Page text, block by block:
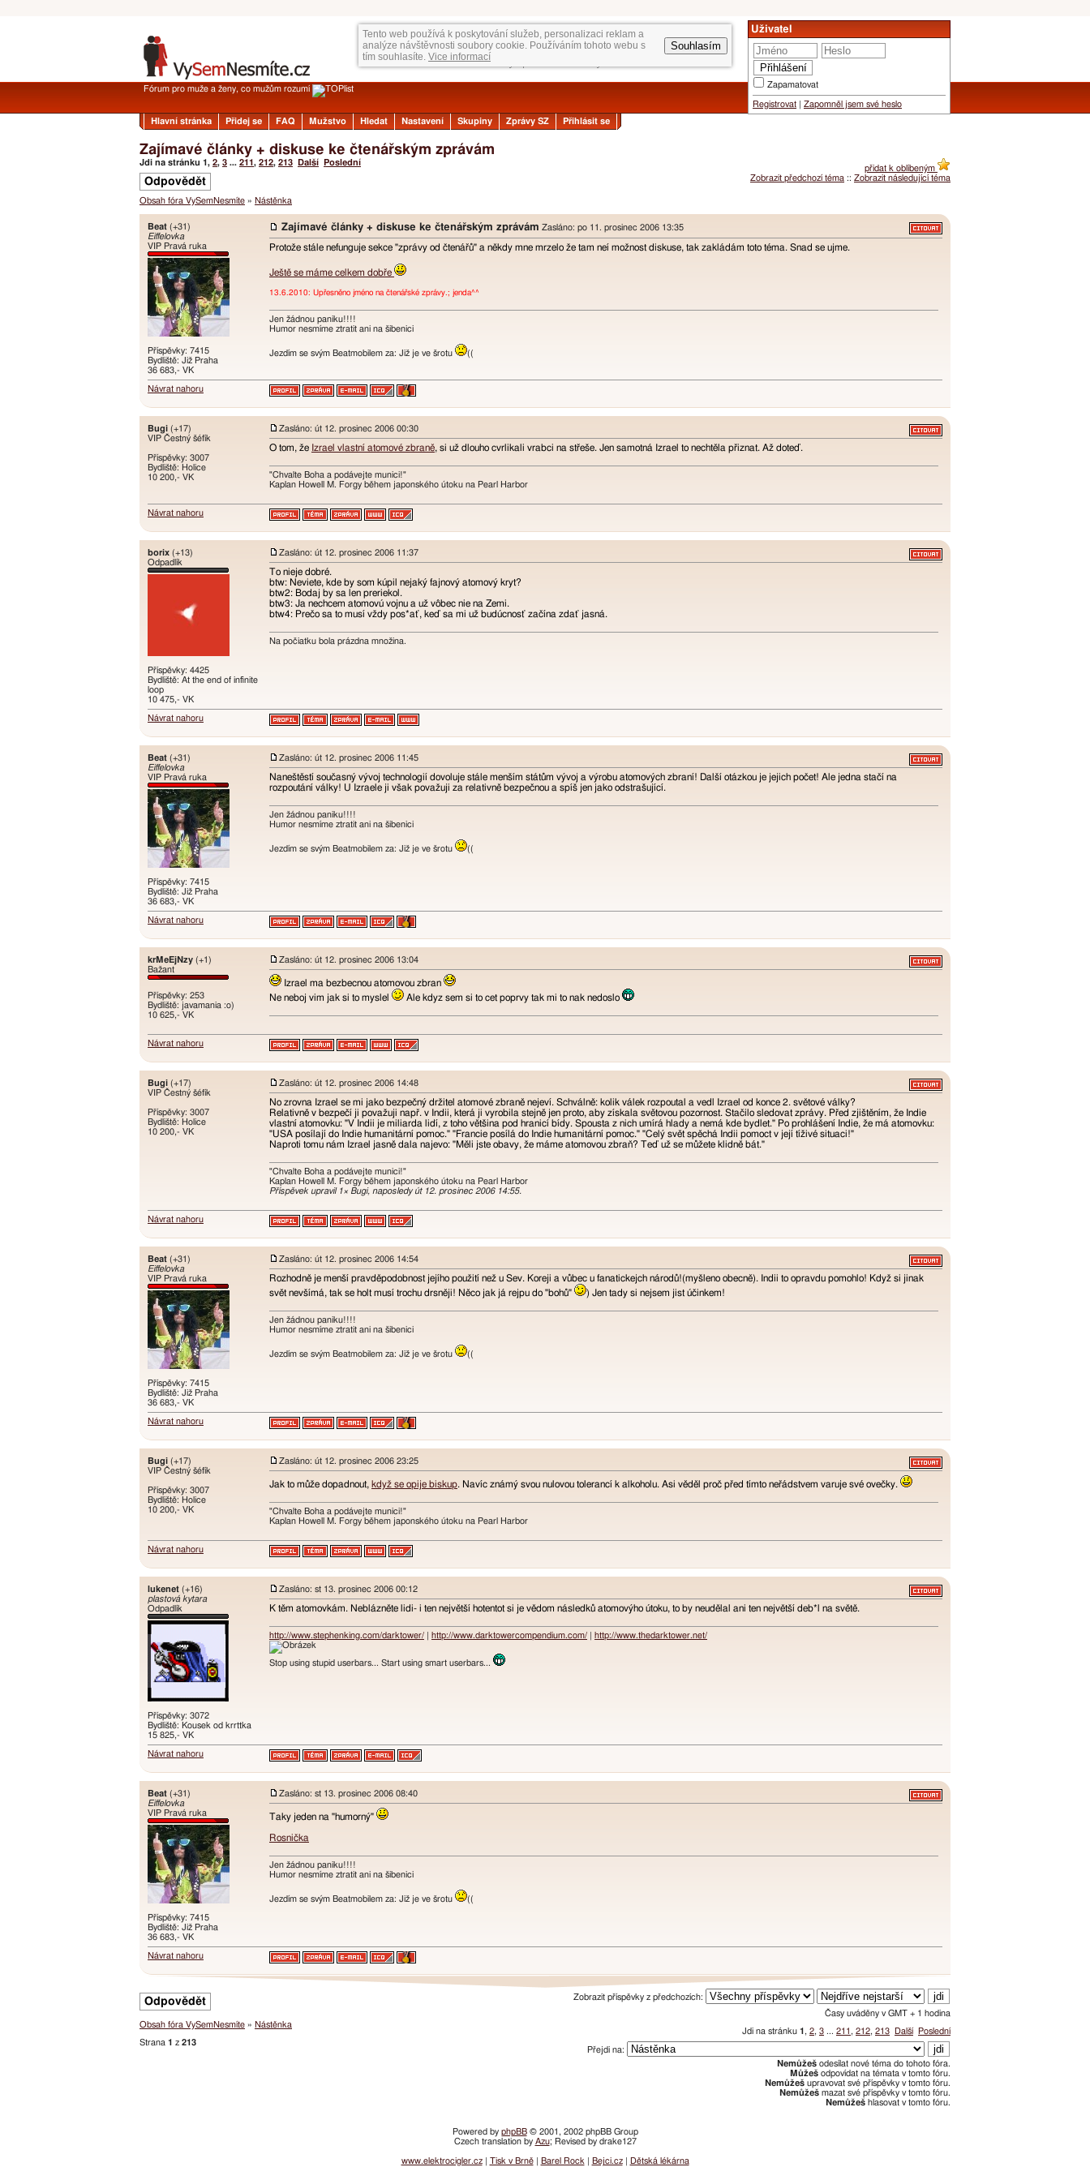
Tento web používá k poskytování služeb, personalizaci reklam a
analýze návštěvnosti soubory cookie. Používáním tohoto webu s
tím souhlasíte. Vice informací
Souhlasím
Uživatel
Zapamatovat
Registrovat Zapomněl jsem své heslo
Fórum pro muže a ženy, co mužům rozumí
Hlavní stránka Přidej se FAQ Mužstvo Hledat Nastavení Skupiny Zprávy SZ Přihlásit se
Zajímavé články + diskuse ke čtenářským zprávám
přidat k oblíbeným
Zobrazit předchozí téma :: Zobrazit následující téma
Jdi na stránku 1, 2, 3 ... 211, 212, 213 Další Poslední
Odpovědět
Obsah fóra VySemNesmíte » Nástěnka
Beat (+31)
Eiffelovka
VIP Pravá ruka
Příspěvky: 7415
Bydliště: Již Praha
36 683,- VK
Zajímavé články + diskuse ke čtenářským zprávám Zasláno: po 11. prosinec 2006 13:35
Protože stále nefunguje sekce "zprávy od čtenářů" a někdy mne mrzelo že tam neí možnost diskuse, tak zakládám toto téma. Snad se ujme.
Ještě se máme celkem dobře
13.6.2010: Upřesněno jméno na čtenářské zprávy.; jenda^^
Jen žádnou paniku!!!!
Humor nesmíme ztratit ani na šibenici
Jezdím se svým Beatmobilem za: Již je ve šrotu ((
Návrat nahoru
Bugi (+17)
VIP Čestný šéfík
Příspěvky: 3007
Bydliště: Holice
10 200,- VK
Zasláno: út 12. prosinec 2006 00:30
O tom, že Izrael vlastní atomové zbraně, si už dlouho cvrlikali vrabci na střeše. Jen samotná Izrael to nechtěla přiznat. Až doteď.
"Chvalte Boha a podávejte munici!"
Kaplan Howell M. Forgy během japonského útoku na Pearl Harbor
Návrat nahoru
borix (+13)
Odpadlík
Příspěvky: 4425
Bydliště: At the end of infinite
loop
10 475,- VK
Zasláno: út 12. prosinec 2006 11:37
To nieje dobré.
btw: Neviete, kde by som kúpil nejaký fajnový atomový kryt?
btw2: Bodaj by sa len preriekol.
btw3: Ja nechcem atomovú vojnu a už vôbec nie na Zemi.
btw4: Prečo sa to musí vždy pos*ať, keď sa mi už budúcnosť začína zdať jasná.
Na počiatku bola prázdna množina.
Návrat nahoru
Beat (+31)
Eiffelovka
VIP Pravá ruka
Příspěvky: 7415
Bydliště: Již Praha
36 683,- VK
Zasláno: út 12. prosinec 2006 11:45
Naneštěstí současný vývoj technologií dovoluje stále menším státům vývoj a výrobu atomových zbraní! Další otázkou je jejich počet! Ale jedna stačí na
rozpoutání války! U Izraele ji však považuji za relativně bezpečnou a spíš jen jako odstrašující.
Jen žádnou paniku!!!!
Humor nesmíme ztratit ani na šibenici
Jezdím se svým Beatmobilem za: Již je ve šrotu ((
Návrat nahoru
krMeEjNzy (+1)
Bažant
Příspěvky: 253
Bydliště: javamania :o)
10 625,- VK
Zasláno: út 12. prosinec 2006 13:04
Izrael ma bezbecnou atomovou zbran
Ne neboj vim jak si to myslel
Ale kdyz sem si to cet poprvy tak mi to nak nedoslo
Návrat nahoru
Bugi (+17)
VIP Čestný šéfík
Příspěvky: 3007
Bydliště: Holice
10 200,- VK
Zasláno: út 12. prosinec 2006 14:48
No zrovna Izrael se mi jako bezpečný držitel atomové zbraně nejeví. Schválně: kolik válek rozpoutal a vedl Izrael od konce 2. světové války?
Relativně v bezpečí ji považuji např. v Indii, která ji vyrobila stejně jen proto, aby získala světovou pozornost. Stačilo sledovat zprávy. Před zjištěním, že Indie
vlastní atomovku: "V Indii je miliarda lidí, z toho většina pod hranicí bídy. Spousta z nich umírá hlady a nemá kde bydlet." Po prohlášení Indie, že má atomovku:
"USA posílají do Indie humanitární pomoc." "Francie posílá do Indie humanitární pomoc." "Celý svět spěchá Indii pomoct v její tíživé situaci!"
Naproti tomu nám Izrael jasně dala najevo: "Měli jste obavy, že máme atomovou zbraň? Teď už se můžete klidně bát."
"Chvalte Boha a podávejte munici!"
Kaplan Howell M. Forgy během japonského útoku na Pearl Harbor
Příspěvek upravil 1× Bugi, naposledy út 12. prosinec 2006 14:55.
Návrat nahoru
Beat (+31)
Eiffelovka
VIP Pravá ruka
Příspěvky: 7415
Bydliště: Již Praha
36 683,- VK
Zasláno: út 12. prosinec 2006 14:54
Rozhodně je menší pravděpodobnost jejího použití než u Sev. Koreji a vůbec u fanatickejch národů!(myšleno obecně). Indii to opravdu pomohlo! Když si jinak
svět nevšímá, tak se holt musí trochu drsněji! Něco jak já rejpu do "bohů"
) Jen tady si nejsem jist účinkem!
Jen žádnou paniku!!!!
Humor nesmíme ztratit ani na šibenici
Jezdím se svým Beatmobilem za: Již je ve šrotu ((
Návrat nahoru
Bugi (+17)
VIP Čestný šéfík
Příspěvky: 3007
Bydliště: Holice
10 200,- VK
Zasláno: út 12. prosinec 2006 23:25
Jak to může dopadnout, když se opije biskup. Navíc známý svou nulovou tolerancí k alkoholu. Asi věděl proč před tímto neřádstvem varuje své ovečky.
"Chvalte Boha a podávejte munici!"
Kaplan Howell M. Forgy během japonského útoku na Pearl Harbor
Návrat nahoru
lukenet (+16)
plastová kytara
Odpadlík
Příspěvky: 3072
Bydliště: Kousek od krrttka
15 825,- VK
Zasláno: st 13. prosinec 2006 00:12
K těm atomovkám. Neblázněte lidi- i ten největší hotentot si je vědom následků atomovýho útoku, to by neudělal ani ten největší deb*l na světě.
http://www.stephenking.com/darktower/ http://www.darktowercompendium.com/ http://www.thedarktower.net/
Stop using stupid userbars... Start using smart userbars...
Návrat nahoru
Beat (+31)
Eiffelovka
VIP Pravá ruka
Příspěvky: 7415
Bydliště: Již Praha
36 683,- VK
Zasláno: st 13. prosinec 2006 08:40
Taky jeden na "humorný"
Rosnička
Jen žádnou paniku!!!!
Humor nesmíme ztratit ani na šibenici
Jezdím se svým Beatmobilem za: Již je ve šrotu ((
Návrat nahoru
Zobrazit příspěvky z předchozích:
Časy uváděny v GMT + 1 hodina
Jdi na stránku 1 , 2, 3 ... 211 , 212, 213 Další Poslední
Přejdi na:
Nemůžeš odesílat nové téma do tohoto fóra.
Můžeš odpovídat na témata v tomto fóru.
Nemůžeš upravovat své příspěvky v tomto fóru.
Nemůžeš mazat své příspěvky v tomto fóru.
Nemůžeš hlasovat v tomto fóru.
Odpovědět
Obsah fóra VySemNesmíte » Nástěnka
Strana 1 z 213
Powered by phpBB© 2001, 2002 phpBB Group
Czech translation by Azu; Revised by drake127
www.elektrocigler.cz| Tisk v Brně| Barel Rock Bejci.cz| Dětská lékárna